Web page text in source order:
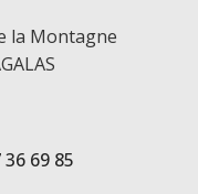
la Montagne
36 69 85